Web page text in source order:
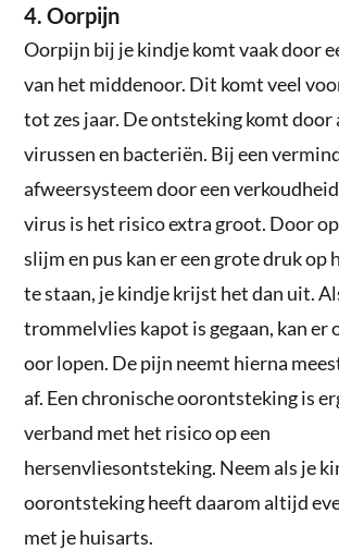
4. Oorpijn
Oorpijn bij je kindje komt vaak door
van het middenoor. Dit komt veel
tot zes jaar. De ontsteking komt door
virussen en bacteriën. Bij een
afweersysteem door een
virus is het risico extra groot. Door
slijm en pus kan er een grote druk op
te staan, je kindje krijst het dan uit.
trommelvlies kapot is gegaan, kan er
oor lopen. De pijn neemt hierna
af. Een chronische oorontsteking is
verband met het risico op een
hersenvliesontsteking. Neem als je
oorontsteking heeft daarom altijd
met je huisarts.